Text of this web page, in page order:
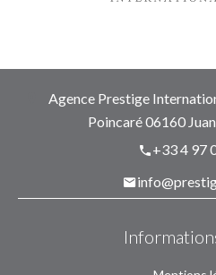
Agence Prestige
Poincaré06160
+33 4 97